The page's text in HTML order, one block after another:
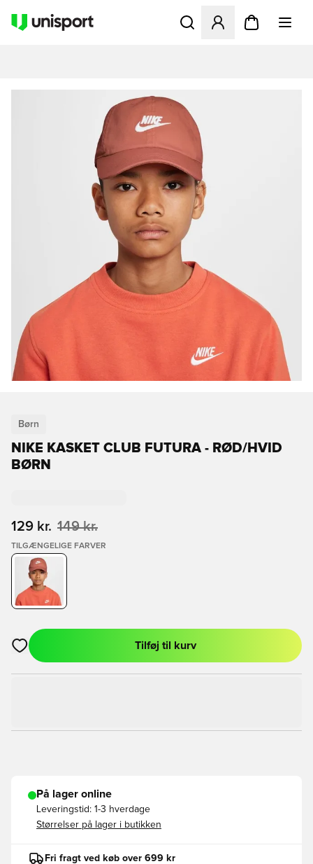
Åbner en Modal til at
Børn
NIKE KASKET CLUB FUTURA - RØD/HVID
BØRN
129 kr. 149 kr.
TILGÆNGELIGE FARVER
Åbner en Modal til at logge ind eller tilmelde dig som medlem
Tilføj til kurv
På lager online
Leveringstid: 1-3 hverdage
Størrelser på lager i butikken
Fri fragt ved køb over 699 kr